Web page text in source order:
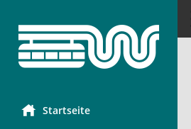
Startseite